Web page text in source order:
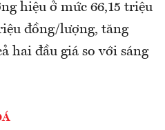
hiệu ở mức 66,15 triệu
đồng/lượng, tăng
hai đầu giá so với sáng